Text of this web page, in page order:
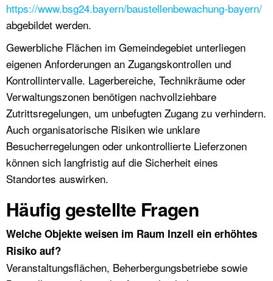
https://www.bsg24.bayern/baustellenbewachung-bayern/
abgebildet werden.
Gewerbliche Flächen im Gemeindegebiet unterliegen
eigenen Anforderungen an Zugangskontrollen und
Kontrollintervalle. Lagerbereiche, Technikräume oder
Verwaltungszonen benötigen nachvollziehbare
Zutrittsregelungen, um unbefugten Zugang zu verhindern.
Auch organisatorische Risiken wie unklare
Besucherregelungen oder unkontrollierte Lieferzonen
können sich langfristig auf die Sicherheit eines
Standortes auswirken.
Häufig gestellte Fragen
Welche Objekte weisen im Raum Inzell ein erhöhtes
Risiko auf?
Veranstaltungsflächen, Beherbergungsbetriebe sowie